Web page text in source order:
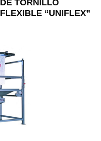
DE TORNILLO
FLEXIBLE “UNIFLEX”